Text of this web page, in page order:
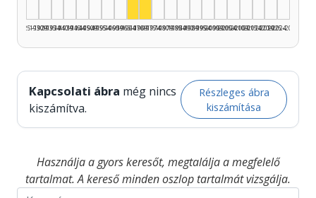
1925–1929
1930–1934
1935–1939
1940–1944
1945–1949
1950–1954
1955–1959
1960–1964
1965–1969
1970–1974
1975–1979
1980–1984
1985–1989
1990–1994
1995–1999
2000–2004
2005–2009
2010–2014
2015–2019
2020–2024
2025–2026
Kapcsolati ábra még nincs
kiszámítva.
Részleges ábra
kiszámítása
Használja a gyors keresőt, megtalálja a megfelelő
tartalmat. A kereső minden oszlop tartalmát vizsgálja.